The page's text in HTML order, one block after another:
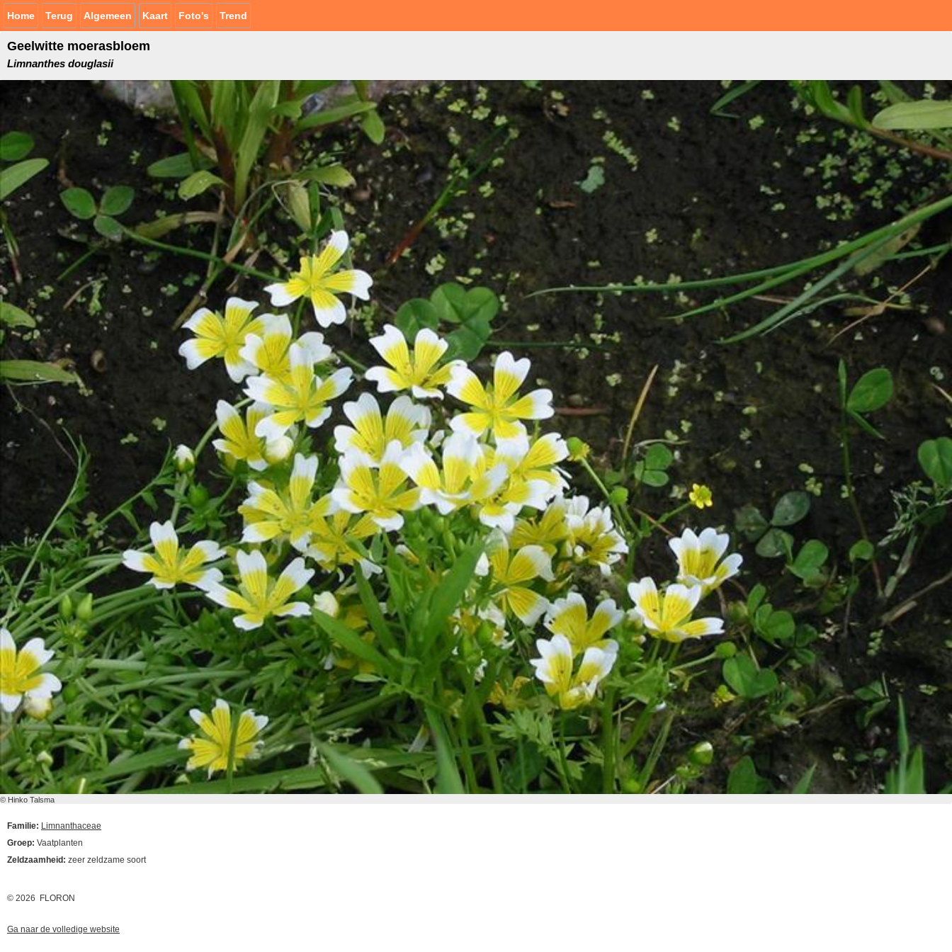
Home Terug Algemeen Kaart Foto's Trend
Geelwitte moerasbloem
Limnanthes douglasii
© Hinko Talsma
Familie: Limnanthaceae
Groep: Vaatplanten
Zeldzaamheid: zeer zeldzame soort
© 2026 FLORON
Ga naar de volledige website